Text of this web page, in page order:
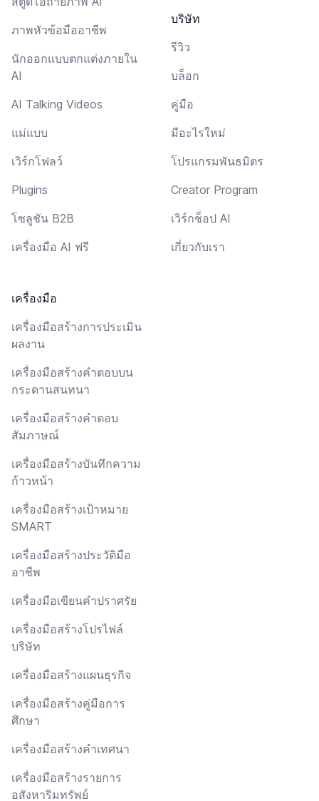
ภาพหัวข้อมืออาชีพ
นักออกแบบตกแต่งภายใน
AI
AI Talking Videos
แม่แบบ
เวิร์กโฟลว์
Plugins
โซลูชัน B2B
เครื่องมือ AI ฟรี
เครื่องมือ
เครื่องมือสร้างการประเมิน
ผลงาน
เครื่องมือสร้างคำตอบบน
กระดานสนทนา
เครื่องมือสร้างคำตอบ
สัมภาษณ์
เครื่องมือสร้างบันทึกความ
ก้าวหน้า
เครื่องมือสร้างเป้าหมาย
SMART
เครื่องมือสร้างประวัติมือ
อาชีพ
เครื่องมือเขียนคำปราศรัย
เครื่องมือสร้างโปรไฟล์
บริษัท
เครื่องมือสร้างแผนธุรกิจ
เครื่องมือสร้างคู่มือการ
ศึกษา
เครื่องมือสร้างคำเทศนา
เครื่องมือสร้างรายการ
อสังหาริมทรัพย์
บริษัท
รีวิว
บล็อก
คู่มือ
มีอะไรใหม่
โปรแกรมพันธมิตร
Creator Program
เวิร์กช็อป AI
เกี่ยวกับเรา